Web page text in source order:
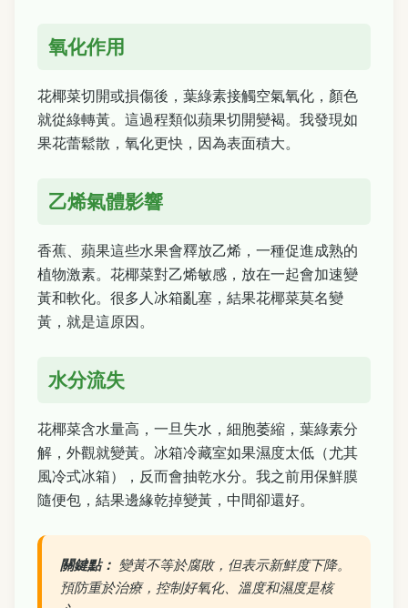
氧化作用
花椰菜切開或損傷後，葉綠素接觸空氣氧化，顏色
就從綠轉黃。這過程類似蘋果切開變褐。我發現如
果花蕾鬆散，氧化更快，因為表面積大。
乙烯氣體影響
香蕉、蘋果這些水果會釋放乙烯，一種促進成熟的
植物激素。花椰菜對乙烯敏感，放在一起會加速變
黃和軟化。很多人冰箱亂塞，結果花椰菜莫名變
黃，就是這原因。
水分流失
花椰菜含水量高，一旦失水，細胞萎縮，葉綠素分
解，外觀就變黃。冰箱冷藏室如果濕度太低（尤其
風冷式冰箱），反而會抽乾水分。我之前用保鮮膜
隨便包，結果邊緣乾掉變黃，中間卻還好。
關鍵點： 變黃不等於腐敗，但表示新鮮度下降。
預防重於治療，控制好氧化、溫度和濕度是核